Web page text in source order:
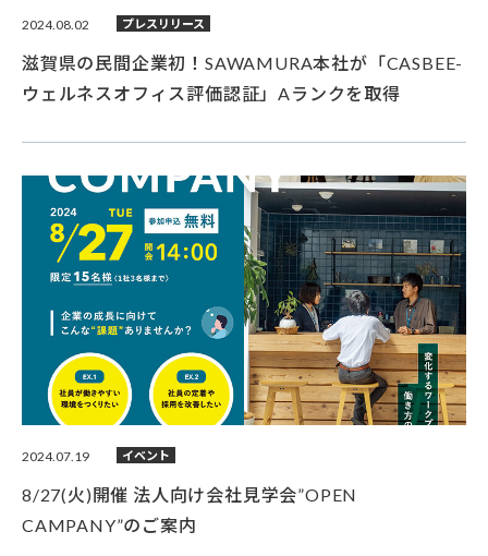
2024.08.02 プレスリリース
滋賀県の民間企業初！SAWAMURA本社が「CASBEE-
ウェルネスオフィス評価認証」Aランクを取得
2024.07.19 イベント
8/27(火)開催 法人向け会社見学会”OPEN
CAMPANY”のご案内